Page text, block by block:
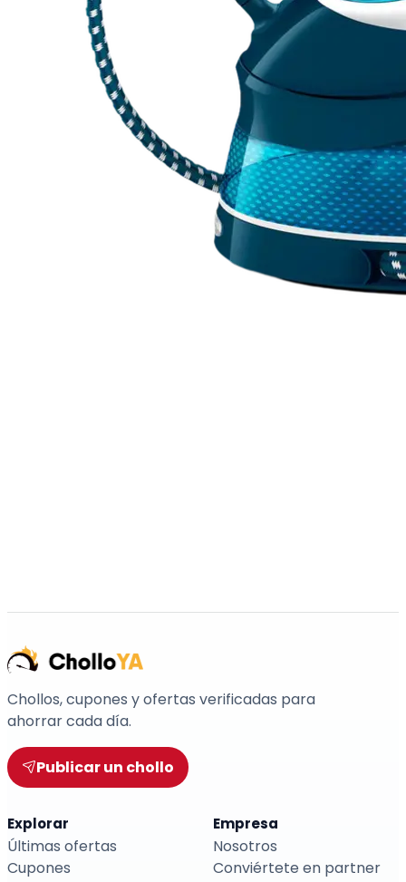
Chollos, cupones y ofertas verificadas para
ahorrar cada día.
Publicar un chollo
Explorar
Últimas ofertas
Cupones
Empresa
Nosotros
Conviértete en partner